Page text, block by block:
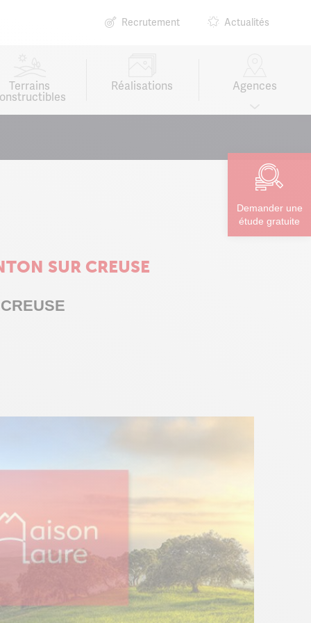
Terrains Réalisations Agences
Recrutement Actualités
Demander une
étude gratuite
SUR CREUSE